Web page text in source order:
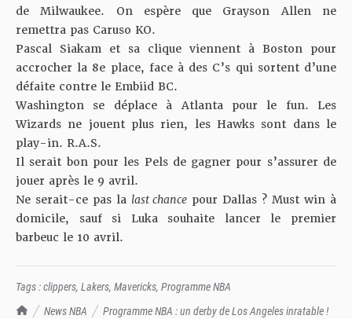
TrashTalk Actu NBA
News NBA Programme NBA : un derby de Los Angeles inratable !
de Milwaukee. On espère que Grayson Allen ne
remettra pas Caruso KO.
Pascal Siakam et sa clique viennent à Boston pour
accrocher la 8e place, face à des C’s qui sortent d’une
défaite contre le Embiid BC.
Washington se déplace à Atlanta pour le fun. Les
Wizards ne jouent plus rien, les Hawks sont dans le
play-in. R.A.S.
Il serait bon pour les Pels de gagner pour s’assurer de
jouer après le 9 avril.
Ne serait-ce pas la last chance pour Dallas ? Must win à
domicile, sauf si Luka souhaite lancer le premier
barbeuc le 10 avril.
Tags :clippers, Lakers, Mavericks, Programme NBA